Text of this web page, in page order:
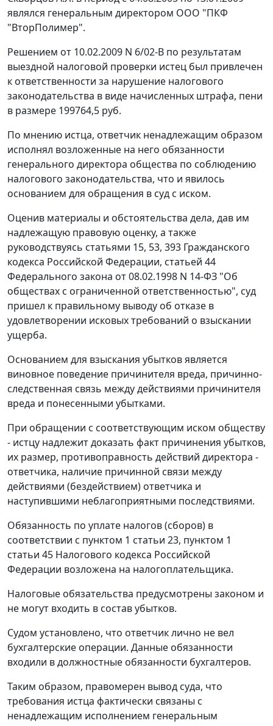
являлся генеральным директором ООО "ПКФ
"ВторПолимер".
Решением от 10.02.2009 N 6/02-В по результатам
выездной налоговой проверки истец был привлечен
к ответственности за нарушение налогового
законодательства в виде начисленных штрафа, пени
в размере 199764,5 руб.
По мнению истца, ответчик ненадлежащим образом
исполнял возложенные на него обязанности
генерального директора общества по соблюдению
налогового законодательства, что и явилось
основанием для обращения в суд с иском.
Оценив материалы и обстоятельства дела, дав им
надлежащую правовую оценку, а также
руководствуясь статьями 15, 53, 393 Гражданского
кодекса Российской Федерации, статьей 44
Федерального закона от 08.02.1998 N 14-ФЗ "Об
обществах с ограниченной ответственностью", суд
пришел к правильному выводу об отказе в
удовлетворении исковых требований о взыскании
ущерба.
Основанием для взыскания убытков является
виновное поведение причинителя вреда, причинно-
следственная связь между действиями причинителя
вреда и понесенными убытками.
При обращении с соответствующим иском обществу
- истцу надлежит доказать факт причинения убытков,
их размер, противоправность действий директора -
ответчика, наличие причинной связи между
действиями (бездействием) ответчика и
наступившими неблагоприятными последствиями.
Обязанность по уплате налогов (сборов) в
соответствии с пунктом 1 статьи 23, пунктом 1
статьи 45 Налогового кодекса Российской
Федерации возложена на налогоплательщика.
Налоговые обязательства предусмотрены законом и
не могут входить в состав убытков.
Судом установлено, что ответчик лично не вел
бухгалтерские операции. Данные обязанности
входили в должностные обязанности бухгалтеров.
Таким образом, правомерен вывод суда, что
требования истца фактически связаны с
ненадлежащим исполнением генеральным